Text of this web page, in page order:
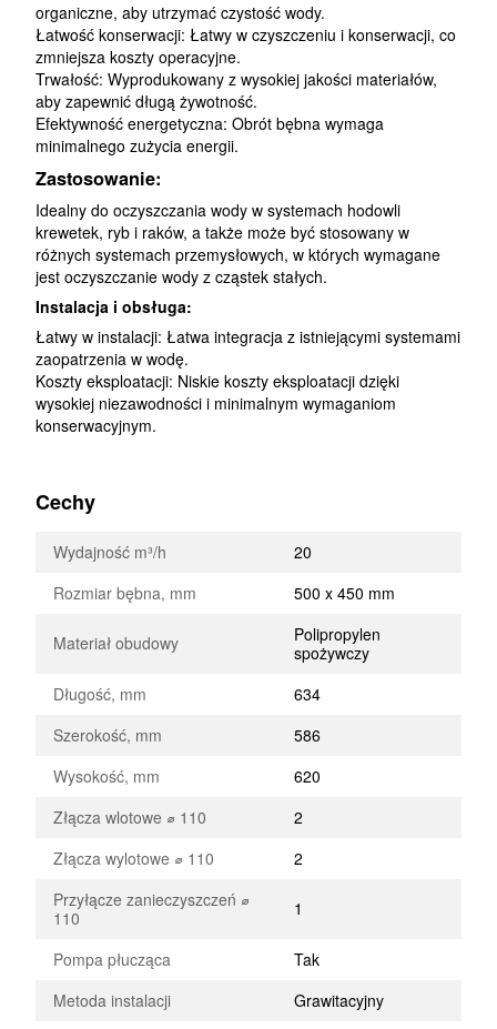
organiczne, aby utrzymać czystość wody.
Łatwość konserwacji: Łatwy w czyszczeniu i konserwacji, co
zmniejsza koszty operacyjne.
Trwałość: Wyprodukowany z wysokiej jakości materiałów,
aby zapewnić długą żywotność.
Efektywność energetyczna: Obrót bębna wymaga
minimalnego zużycia energii.
Zastosowanie:
Idealny do oczyszczania wody w systemach hodowli
krewetek, ryb i raków, a także może być stosowany w
różnych systemach przemysłowych, w których wymagane
jest oczyszczanie wody z cząstek stałych.
Instalacja i obsługa:
Łatwy w instalacji: Łatwa integracja z istniejącymi systemami
zaopatrzenia w wodę.
Koszty eksploatacji: Niskie koszty eksploatacji dzięki
wysokiej niezawodności i minimalnym wymaganiom
konserwacyjnym.
Cechy
Wydajność m³/h
20
Rozmiar bębna, mm
500 x 450 mm
Materiał obudowy
Polipropylen
spożywczy
Długość, mm
634
Szerokość, mm
586
Wysokość, mm
620
Złącza wlotowe ⌀ 110
2
Złącza wylotowe ⌀ 110
2
Przyłącze zanieczyszczeń ⌀
110
1
Pompa płucząca
Tak
Metoda instalacji
Grawitacyjny